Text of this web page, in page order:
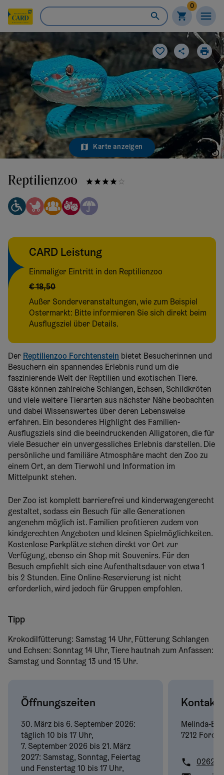
0
Karte anzeigen
Reptilienzoo
CARD Leistung
Einmaliger Eintritt in den Reptilienzoo
€ 18,50
Außer Sonderveranstaltungen, wie zum Beispiel
Ostermarkt: Bitte informieren Sie sich direkt beim
Ausflugsziel über Details.
Der Reptilienzoo Forchtenstein bietet Besucherinnen und
Besuchern ein spannendes Erlebnis rund um die
faszinierende Welt der Reptilien und exotischen Tiere.
Gäste können zahlreiche Schlangen, Echsen, Schildkröten
und viele weitere Tierarten aus nächster Nähe beobachten
und dabei Wissenswertes über deren Lebensweise
erfahren. Ein besonderes Highlight des Familien-
Ausflugsziels sind die beeindruckenden Alligatoren, die für
viele Besucher ein unvergessliches Erlebnis darstellen. Die
persönliche und familiäre Atmosphäre macht den Zoo zu
einem Ort, an dem Tierwohl und Information im
Mittelpunkt stehen.
Der Zoo ist komplett barrierefrei und kinderwagengerecht
gestaltet, sodass ein Besuch für alle Generationen
angenehm möglich ist. Familien profitieren zudem von
kindgerechten Angeboten und kleinen Spielmöglichkeiten.
Kostenlose Parkplätze stehen direkt vor Ort zur
Verfügung, ebenso ein Shop mit Souvenirs. Für den
Besuch empfiehlt sich eine Aufenthaltsdauer von etwa 1
bis 2 Stunden. Eine Online-Reservierung ist nicht
erforderlich, wird jedoch für Gruppen empfohlen.
Tipp
Krokodilfütterung: Samstag 14 Uhr, Fütterung Schlangen
und Echsen: Sonntag 14 Uhr, Tiere hautnah zum Anfassen:
Samstag und Sonntag 13 und 15 Uhr.
Öffnungszeiten
30. März bis 6. September 2026:
täglich 10 bis 17 Uhr,
7. September 2026 bis 21. März
2027: Samstag, Sonntag, Feiertag
und Fenstertag 10 bis 17 Uhr,
Kontakt
Melinda-
7212
02626/